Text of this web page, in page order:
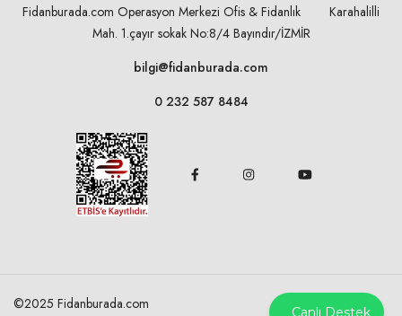
Canlı Destek
Fidanburada.com Operasyon Merkezi Ofis & Fidanlık Karahalilli
Mah. 1.çayır sokak No:8/4 Bayındır/İZMİR
bilgi@fidanburada.com
0 232 587 8484
©2025 Fidanburada.com